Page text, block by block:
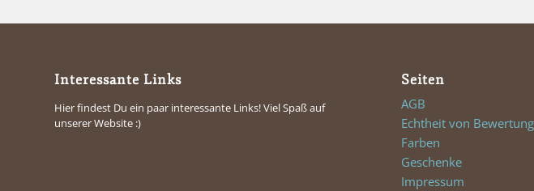
Interessante Links
Hier findest Du ein paar interessante Links! Viel Spaß auf
unserer Website :)
Seiten
AGB
Echtheit von
Farben
Geschenke
Impressum